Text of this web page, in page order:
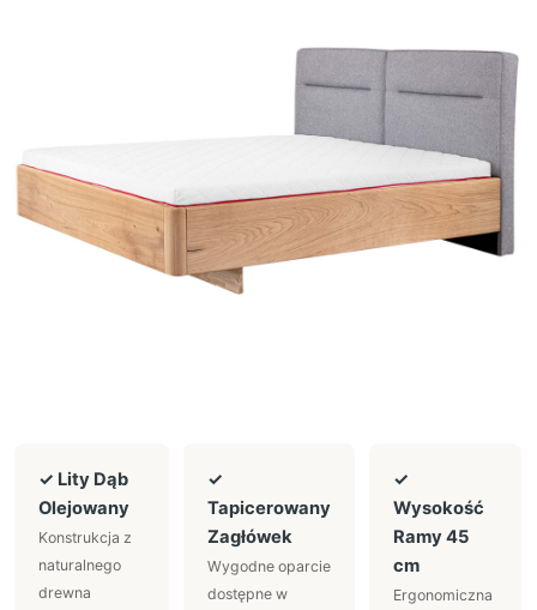
✓ Lity Dąb
Olejowany
Konstrukcja z
naturalnego
drewna
✓
Tapicerowany
Zagłówek
Wygodne oparcie
dostępne w
✓
Wysokość
Ramy 45
cm
Ergonomiczna